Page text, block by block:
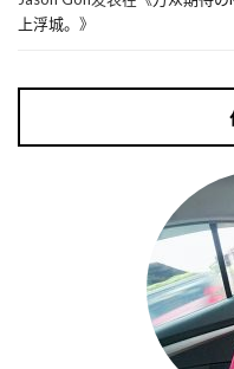
上浮城。 》